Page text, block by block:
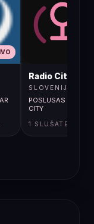
Radio City
SLOVENIJA
POSLUSAS RADIO
CITY
1 SLUŠATELJA